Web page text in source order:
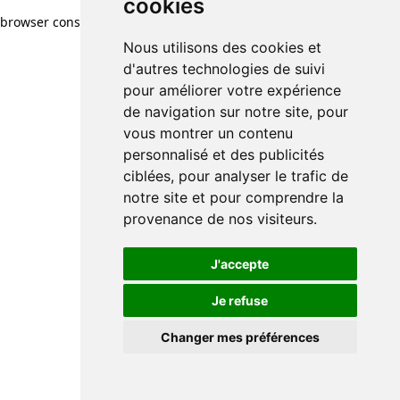
cookies
Nous utilisons des cookies et
d'autres technologies de suivi
pour améliorer votre expérience
de navigation sur notre site, pour
vous montrer un contenu
personnalisé et des publicités
ciblées, pour analyser le trafic de
notre site et pour comprendre la
provenance de nos visiteurs.
J'accepte
Je refuse
Changer mes préférences
browser console for more information)